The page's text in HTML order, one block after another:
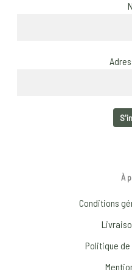
À
Conditions
Politique